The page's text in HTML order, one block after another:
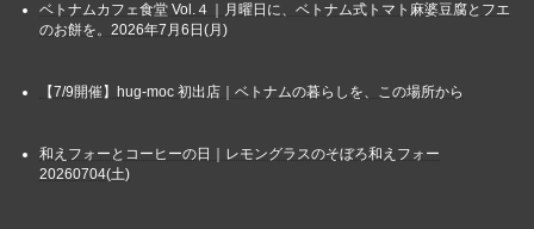
ベトナムカフェ食堂 Vol.４｜月曜日に、ベトナム式トマト麻婆豆腐とフエ
のお餅を。2026年7月6日(月)
【7/9開催】hug-moc 初出店｜ベトナムの暮らしを、この場所から
和えフォーとコーヒーの日｜レモングラスのそぼろ和えフォー
20260704(土)